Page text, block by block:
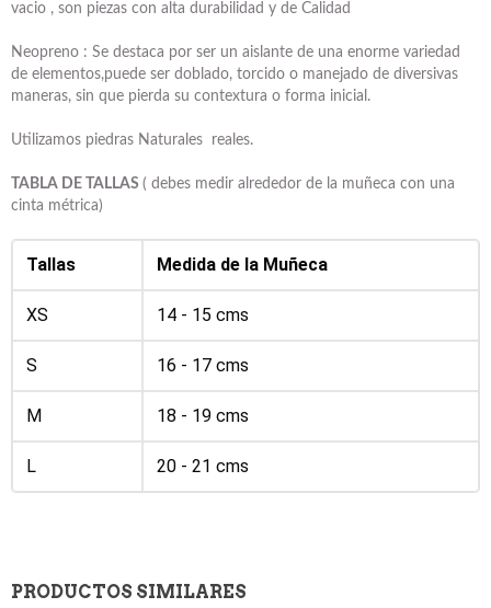
vacio , son piezas con alta durabilidad y de Calidad
Neopreno : Se destaca por ser un aislante de una enorme variedad
de elementos,puede ser doblado, torcido o manejado de diversivas
maneras, sin que pierda su contextura o forma inicial.
Utilizamos piedras Naturales reales.
TABLA DE TALLAS ( debes medir alrededor de la muñeca con una
cinta métrica)
Tallas Medida de la Muñeca
XS 14 - 15 cms
S 16 - 17 cms
M 18 - 19 cms
L 20 - 21 cms
PRODUCTOS SIMILARES